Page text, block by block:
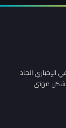
الجاد
مهني